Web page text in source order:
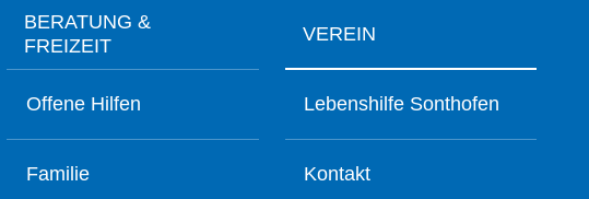
BERATUNG &
FREIZEIT
Offene Hilfen
Familie
VEREIN
Lebenshilfe Sonthofen
Kontakt